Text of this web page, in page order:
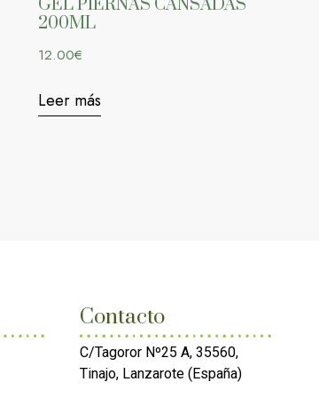
GEL PIERNAS CANSADAS
200ML
12.00€
Leer más
Contacto
C/Tagoror Nº25 A, 35560,
Tinajo, Lanzarote (España)